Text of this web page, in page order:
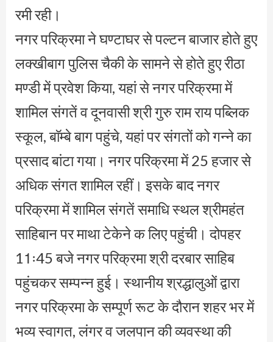
रमी रही।
नगर परिक्रमा ने घण्टाघर से पल्टन बाजार होते हुए
लक्खीबाग पुलिस चैकी के सामने से होते हुए रीठा
मण्डी में प्रवेश किया, यहां से नगर परिक्रमा में
शामिल संगतें व दूनवासी श्री गुरु राम राय पब्लिक
स्कूल, बाॅम्बे बाग पहुंचे, यहां पर संगतों को गन्ने का
प्रसाद बांटा गया। नगर परिक्रमा में 25 हजार से
अधिक संगत शामिल रहीं। इसके बाद नगर
परिक्रमा में शामिल संगतें समाधि स्थल श्रीमहंत
साहिबान पर माथा टेकेने क लिए पहुंची। दोपहर
11ः45 बजे नगर परिक्रमा श्री दरबार साहिब
पहुंचकर सम्पन्न हुई। स्थानीय श्रद्धालुओं द्वारा
नगर परिक्रमा के सम्पूर्ण रूट के दौरान शहर भर में
भव्य स्वागत, लंगर व जलपान की व्यवस्था की